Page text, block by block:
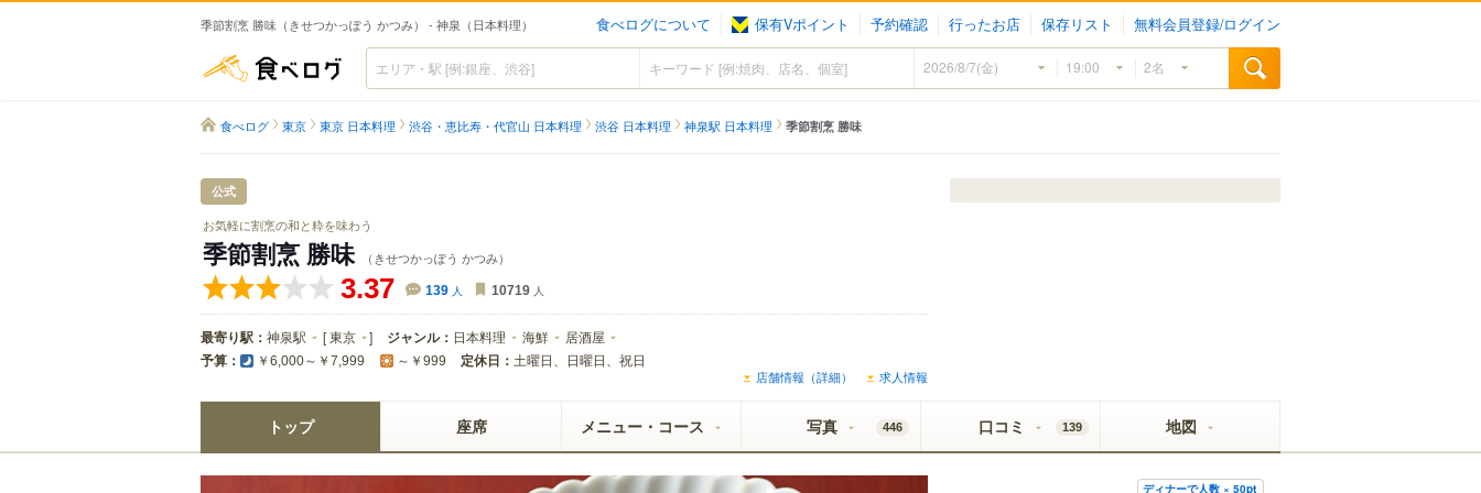
季節割烹 勝味（きせつかっぽう かつみ） - 神泉（日本料理） 食べログについて 保有Vポイント 予約確認 行ったお店 保存リスト 無料会員登録/ログイン
食べログ
食べログ 東京 東京 日本料理 渋谷・恵比寿・代官山 日本料理 渋谷 日本料理 神泉駅 日本料理 季節割烹 勝味
公式
お気軽に割烹の和と粋を味わう
季節割烹 勝味 （きせつかっぽう かつみ）
3.37 139 人 10719 人
最寄り駅： 神泉駅 [東京 ] ジャンル： 日本料理 海鮮 居酒屋
予算： ￥6,000～￥7,999 ～￥999 定休日： 土曜日、日曜日、祝日
店舗情報（詳細） 求人情報
トップ 座席 メニュー・コース 写真 446 口コミ 139 地図
ディナーで人数 × 50pt